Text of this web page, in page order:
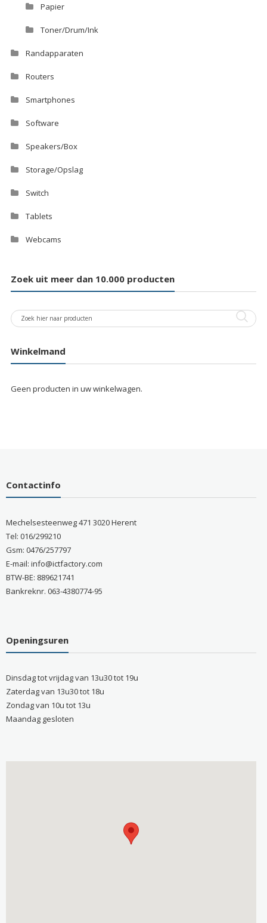
Papier
Toner/Drum/Ink
Randapparaten
Routers
Smartphones
Software
Speakers/Box
Storage/Opslag
Switch
Tablets
Webcams
Zoek uit meer dan 10.000 producten
Winkelmand
Geen producten in uw winkelwagen.
Contactinfo
Mechelsesteenweg 471 3020 Herent
Tel: 016/299210
Gsm: 0476/257797
E-mail: info@ictfactory.com
BTW-BE: 889621741
Bankreknr. 063-4380774-95
Openingsuren
Dinsdag tot vrijdag van 13u30 tot 19u
Zaterdag van 13u30 tot 18u
Zondag van 10u tot 13u
Maandag gesloten